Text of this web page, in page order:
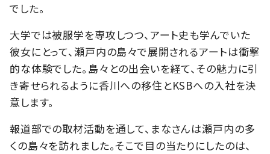
でした。
大学では被服学を専攻しつつ、アート史も学んでいた
彼女にとって、瀬戸内の島々で展開されるアートは衝撃
的な体験でした。島々との出会いを経て、その魅力に引
き寄せられるように香川への移住とKSBへの入社を決
意します。
報道部での取材活動を通して、まなさんは瀬戸内の多
くの島々を訪れました。そこで目の当たりにしたのは、